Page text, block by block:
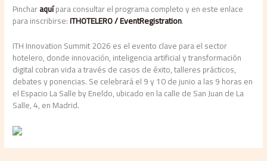
Pincharaquípara consultar el programa completo y en este enlace
para inscribirse:ITHOTELERO / EventRegistration.
ITH Innovation Summit 2026 es el evento clave para el sector
hotelero, donde innovación, inteligencia artificial y transformación
digital cobran vida a través de casos de éxito, talleres prácticos,
debates y ponencias. Se celebrará el 9 y 10 de junio a las 9 horas en
el Espacio La Salle by Eneldo, ubicado en la calle de San Juan de La
Salle, 4, en Madrid.